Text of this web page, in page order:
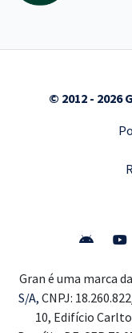
© 2012 - 2026
Gran é uma marca
S/A, CNPJ:
10, Edifício